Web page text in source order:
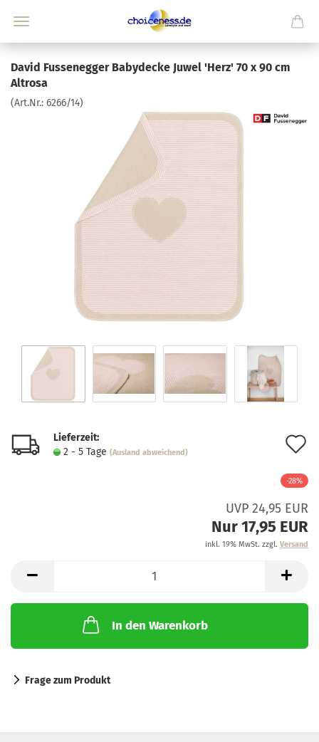
David Fussenegger Babydecke Juwel 'Herz' 70 x 90 cm
Altrosa
(Art.Nr.: 6266/14)
Lieferzeit:
2 - 5 Tage (Ausland abweichend)
-28%
UVP 24,95 EUR
Nur 17,95 EUR
inkl. 19% MwSt. zzgl. Versand
In den Warenkorb
Frage zum Produkt